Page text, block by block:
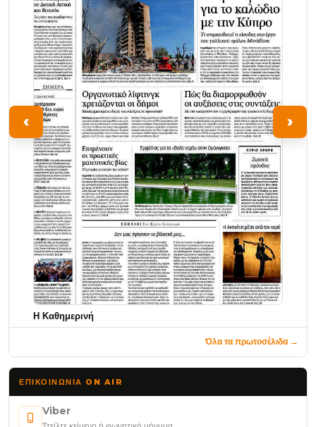
‹
Η Καθημερινή
›
Όλα τα πρωτοσέλιδα →
ΕΠΙΚΟΙΝΩΝΊΑ ON AIR
Viber